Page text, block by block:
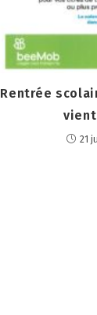
Rentrée
vient
21